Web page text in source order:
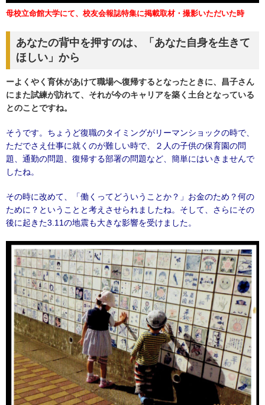
母校立命館大学にて、校友会報誌特集に掲載取材・撮影いただいた時
あなたの背中を押すのは、「あなた自身を生きて
ほしい」から
ーよくやく育休があけて職場へ復帰するとなったときに、昌子さん
にまた試練が訪れて、それが今のキャリアを築く土台となっている
とのことですね。
そうです。ちょうど復職のタイミングがリーマンショックの時で、
ただでさえ仕事に就くのが難しい時で、２人の子供の保育園の問
題、通勤の問題、復帰する部署の問題など、簡単にはいきませんで
したね。
その時に改めて、「働くってどういうことか？」お金のため？何の
ために？ということと考えさせられましたね。 そして、さらにその
後に起きた3.11の地震も大きな影響を受けました。